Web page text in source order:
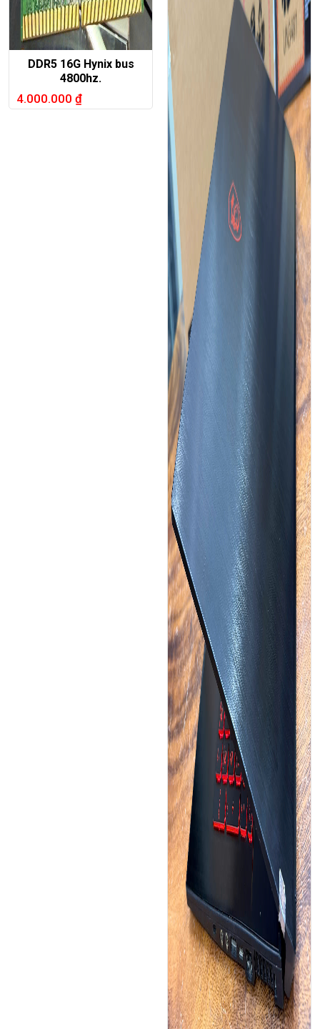
DDR5 16G Hynix bus
4800hz.
4.000.000 ₫